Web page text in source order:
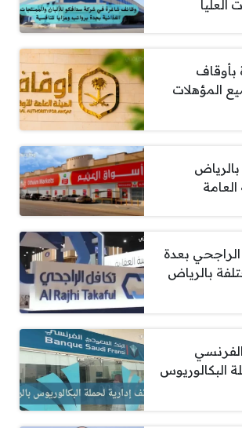
العليا
المؤهلات
العامة
بعدة
بالرياض
البكالوريوس